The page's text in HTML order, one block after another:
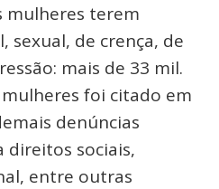
mulheres terem
sexual, de crença, de
mais de 33 mil.
mulheres foi citado em
denúncias
direitos sociais,
entre outras